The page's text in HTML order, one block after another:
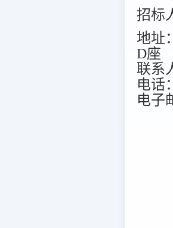
招标
地址
D座
联系
电话
电子